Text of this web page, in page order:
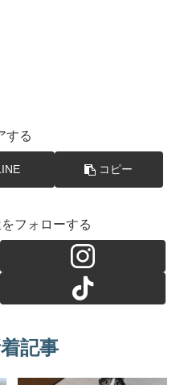
する
コピー
フォローする
記事